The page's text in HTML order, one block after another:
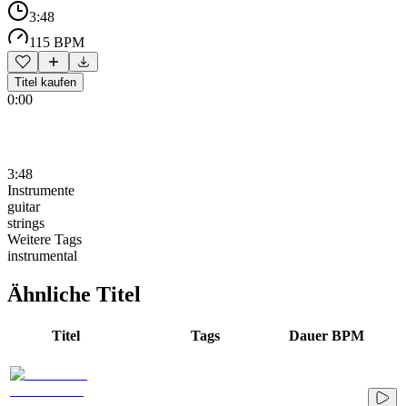
3:48
115 BPM
Titel kaufen
0:00
3:48
Instrumente
guitar
strings
Weitere Tags
instrumental
Ähnliche Titel
Titel Tags Dauer BPM